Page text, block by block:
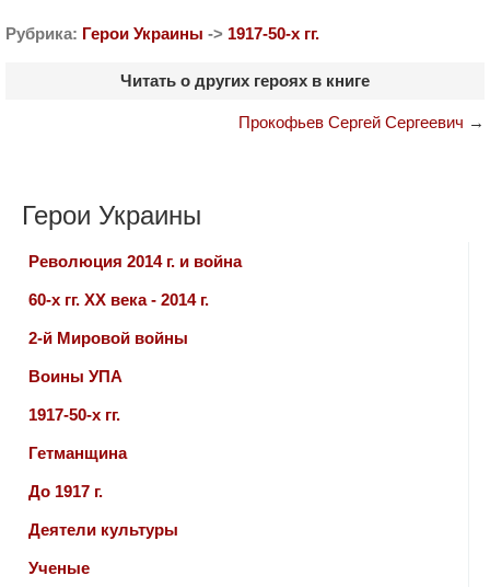
Рубрика: Герои Украины -> 1917-50-х гг.
Читать о других героях в книге
Прокофьев Сергей Сергеевич →
Герои Украины
Революция 2014 г. и война
60-х гг. ХХ века - 2014 г.
2-й Мировой войны
Воины УПА
1917-50-х гг.
Гетманщина
До 1917 г.
Деятели культуры
Ученые